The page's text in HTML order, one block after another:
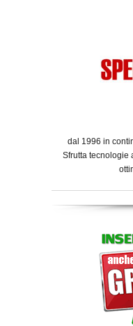
dal 1996 in
Sfrutta tecnologie